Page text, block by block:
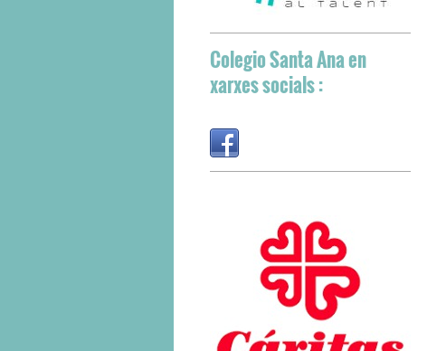
Colegio Santa Anaen
xarxes socials :